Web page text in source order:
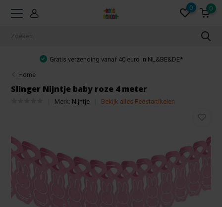
0 0
Gratis verzending vanaf 40 euro in NL&BE&DE*
Home
Slinger Nijntje baby roze 4 meter
Merk: Nijntje Bekijk alles Feestartikelen